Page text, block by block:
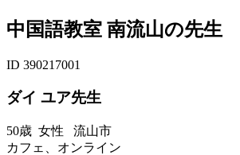
中国語教室 南流山の先生
ID 390217001
ダイ ユア先生
50歳 女性 流山市
カフェ、オンライン